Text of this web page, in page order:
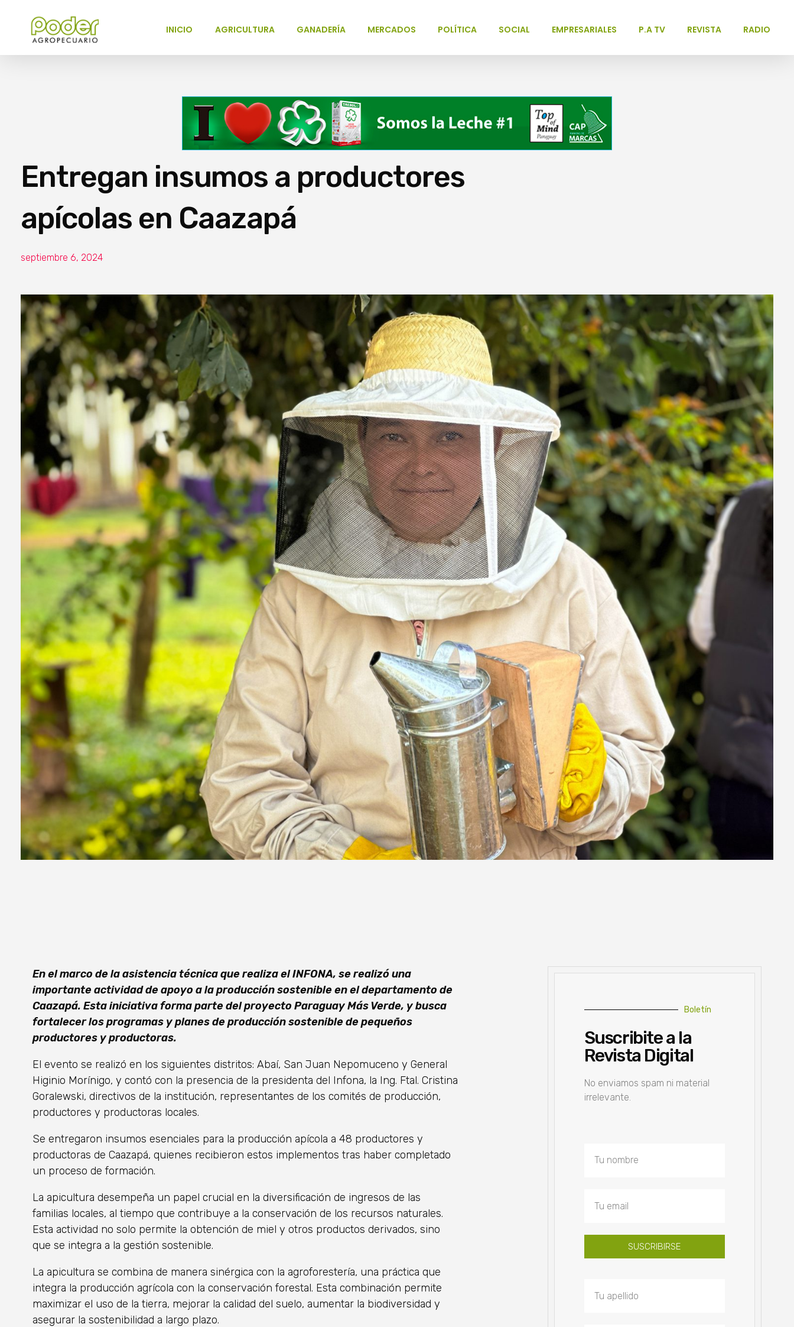
INICIO AGRICULTURA GANADERÍA MERCADOS POLÍTICA SOCIAL EMPRESARIALES P.A TV REVISTA RADIO
Entregan insumos a productores
apícolas en Caazapá
septiembre 6, 2024
En el marco de la asistencia técnica que realiza el INFONA, se realizó una
importante actividad de apoyo a la producción sostenible en el departamento de
Caazapá. Esta iniciativa forma parte del proyecto Paraguay Más Verde, y busca
fortalecer los programas y planes de producción sostenible de pequeños
productores y productoras.
El evento se realizó en los siguientes distritos: Abaí, San Juan Nepomuceno y General
Higinio Morínigo, y contó con la presencia de la presidenta del Infona, la Ing. Ftal. Cristina
Goralewski, directivos de la institución, representantes de los comités de producción,
productores y productoras locales.
Se entregaron insumos esenciales para la producción apícola a 48 productores y
productoras de Caazapá, quienes recibieron estos implementos tras haber completado
un proceso de formación.
La apicultura desempeña un papel crucial en la diversificación de ingresos de las
familias locales, al tiempo que contribuye a la conservación de los recursos naturales.
Esta actividad no solo permite la obtención de miel y otros productos derivados, sino
que se integra a la gestión sostenible.
La apicultura se combina de manera sinérgica con la agroforestería, una práctica que
integra la producción agrícola con la conservación forestal. Esta combinación permite
maximizar el uso de la tierra, mejorar la calidad del suelo, aumentar la biodiversidad y
asegurar la sostenibilidad a largo plazo.
Boletín
Suscribite a la
Revista Digital
No enviamos spam ni material
irrelevante.
SUSCRIBIRSE